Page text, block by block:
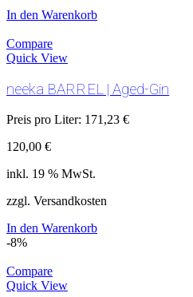
In den Warenkorb
Compare
Quick View
neeka BARREL | Aged-Gin
Preis pro Liter: 171,23 €
120,00 €
inkl. 19 % MwSt.
zzgl. Versandkosten
In den Warenkorb
-8%
Compare
Quick View